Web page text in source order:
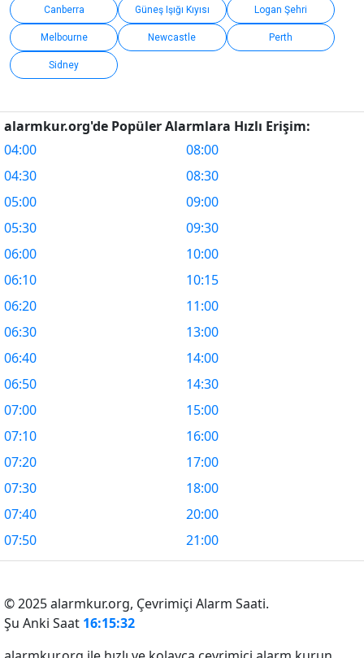
Canberra Güneş Işığı Kıyısı Logan Şehri
Melbourne Newcastle Perth
Sidney
alarmkur.org'de Popüler Alarmlara Hızlı Erişim:
04:00
04:30
05:00
05:30
06:00
06:10
06:20
06:30
06:40
06:50
07:00
07:10
07:20
07:30
07:40
07:50
08:00
08:30
09:00
09:30
10:00
10:15
11:00
13:00
14:00
14:30
15:00
16:00
17:00
18:00
20:00
21:00
© 2025 alarmkur.org, Çevrimiçi Alarm Saati.
Şu Anki Saat 16:15:32